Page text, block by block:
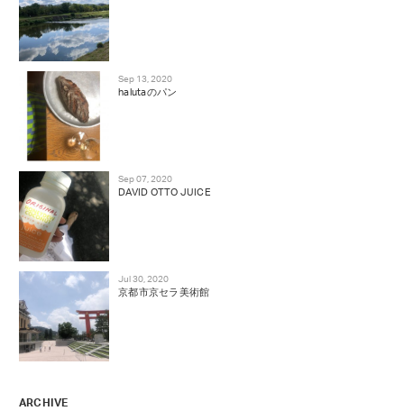
Sep 13, 2020
halutaのパン
Sep 07, 2020
DAVID OTTO JUICE
Jul 30, 2020
京都市京セラ美術館
ARCHIVE